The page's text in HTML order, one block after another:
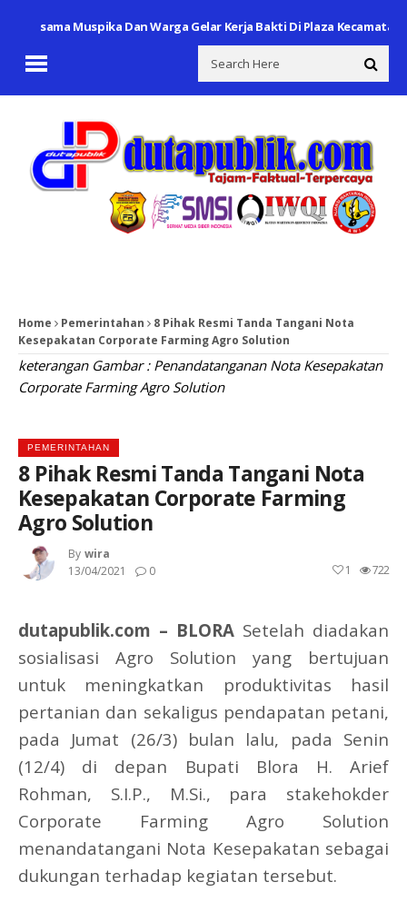
Muspika Dan Warga Gelar Kerja Bakti Di Plaza Kecamatan
Home Pemerintahan
8 Pihak Resmi Tanda Tangani Nota
Kesepakatan Corporate Farming Agro Solution
keterangan Gambar : Penandatanganan Nota Kesepakatan
Corporate Farming Agro Solution
PEMERINTAHAN
8 Pihak Resmi Tanda Tangani Nota
Kesepakatan Corporate Farming
Agro Solution
By Wira
13/04/2021
0 722
1
dutapublik.com – BLORA Setelah diadakan
sosialisasi Agro Solution yang bertujuan
untuk meningkatkan produktivitas hasil
pertanian dan sekaligus pendapatan petani,
pada Jumat (26/3) bulan lalu, pada Senin
(12/4) di depan Bupati Blora H. Arief
Rohman, S.I.P., M.Si., para stakehokder
Corporate Farming Agro Solution
menandatangani Nota Kesepakatan sebagai
dukungan terhadap kegiatan tersebut.